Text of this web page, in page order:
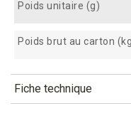
Poids unitaire (g)
Poids brut au carton
Fiche technique